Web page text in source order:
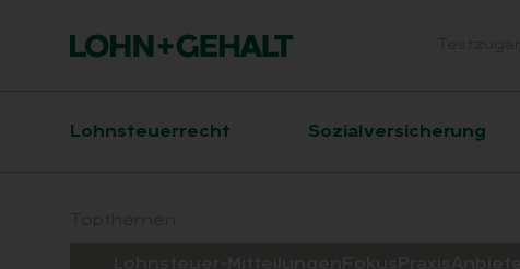
Hauptnavigation
Lohnsteuerrecht Sozialversicherung